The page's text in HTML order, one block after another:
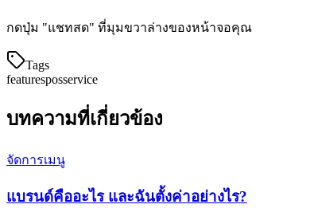
กดปุ่ม "แชทสด" ที่มุมขวาล่างของหน้าจอคุณ
Tags
featuresposservice
บทความที่เกี่ยวข้อง
จัดการเมนู
แบรนด์คืออะไร และฉันตั้งค่าอย่างไร?